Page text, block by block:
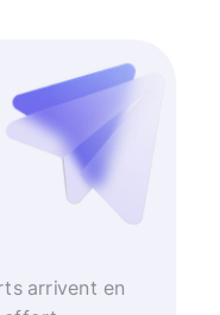
arrivent en